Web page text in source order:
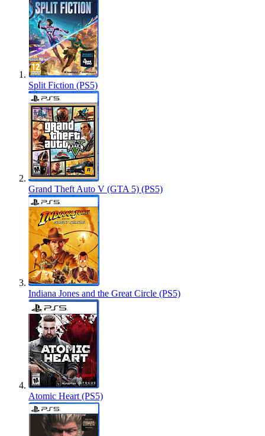
Split Fiction (PS5)
Grand Theft Auto V (GTA 5) (PS5)
Indiana Jones and the Great Circle (PS5)
Atomic Heart (PS5)